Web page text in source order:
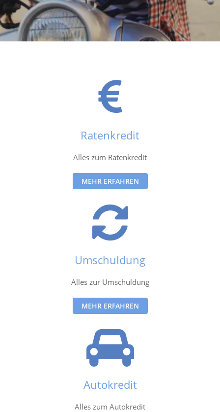
Ratenkredit
Alles zum Ratenkredit
MEHR ERFAHREN
Umschuldung
Alles zur Umschuldung
MEHR ERFAHREN
Autokredit
Alles zum Autokredit